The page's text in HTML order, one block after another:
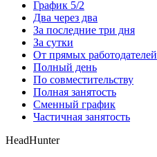
График 5/2
Два через два
За последние три дня
За сутки
От прямых работодателей
Полный день
По совместительству
Полная занятость
Сменный график
Частичная занятость
HeadHunter